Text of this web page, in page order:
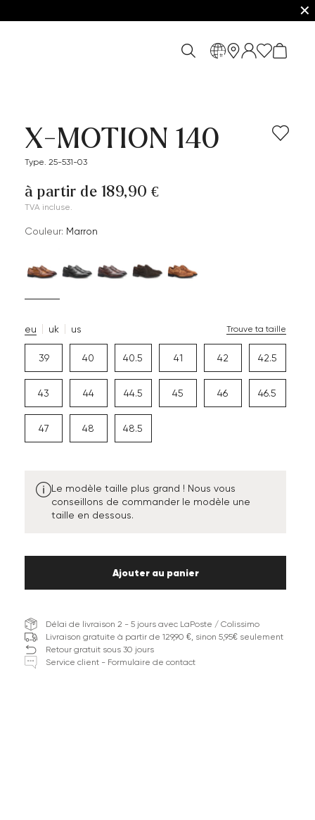
✕
fr
X-MOTION 140
Type. 25-531-03
à partir de 189,90 €
TVA incluse.
Couleur: Marron
eu uk us Trouve ta taille
39 40 40.5 41 42 42.5
43 44 44.5 45 46 46.5
47 48 48.5
Le modèle taille plus grand ! Nous vous
conseillons de commander le modèle une
taille en dessous.
Ajouter au panier
Délai de livraison 2 - 5 jours avec LaPoste / Colissimo
Livraison gratuite à partir de 129,90 €, sinon 5,95€ seulement
Retour gratuit sous 30 jours
Service client - Formulaire de contact